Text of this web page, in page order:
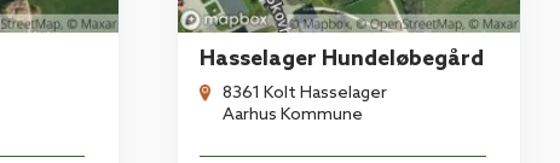
Hasselager Hundeløbegård
8361 Kolt Hasselager
Aarhus Kommune